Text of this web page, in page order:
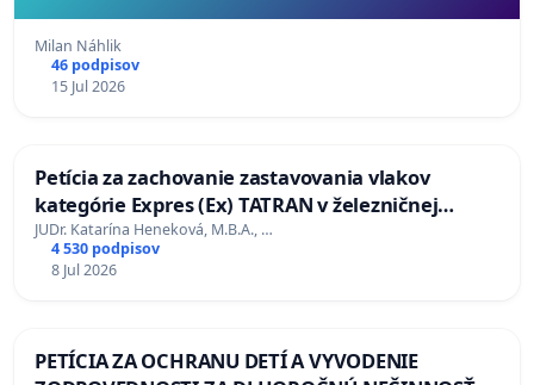
Milan Náhlik
46 podpisov
15 Jul 2026
Petícia za zachovanie zastavovania vlakov
kategórie Expres (Ex) TATRAN v železničnej
stanici Púchov
JUDr. Katarína Heneková, M.B.A., …
4 530 podpisov
8 Jul 2026
PETÍCIA ZA OCHRANU DETÍ A VYVODENIE